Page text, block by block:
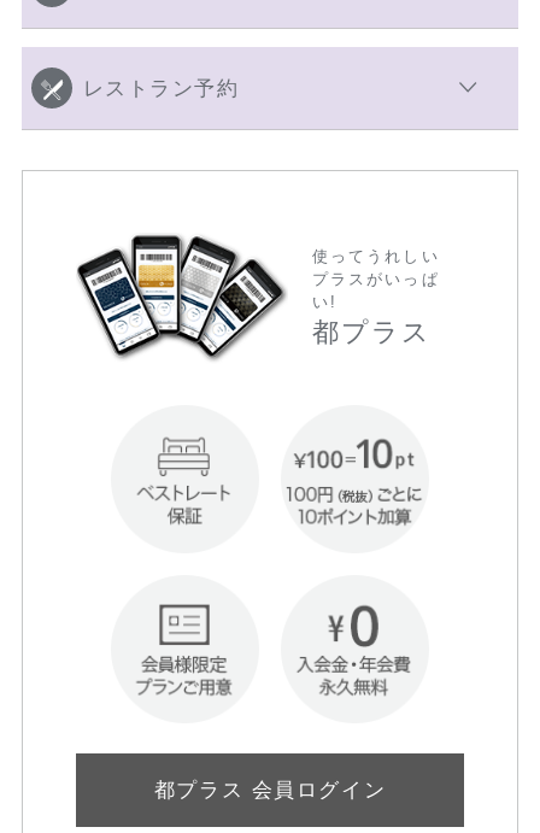
レストラン予約
使ってうれしい
プラスがいっぱ
い!
都プラス
都プラス 会員ログイン